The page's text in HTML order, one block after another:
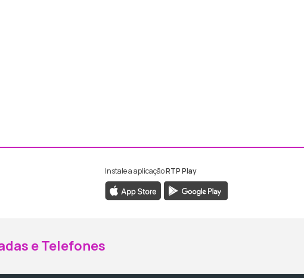
Facebook da RTP Madeira
ao Instagram da RTP Madeira
Instale a aplicaçãoRTP Play
e Telefones